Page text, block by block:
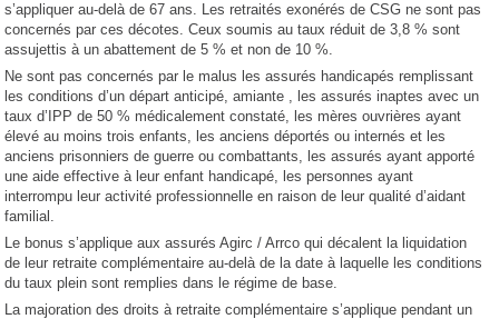
s’appliquer au-delà de 67 ans. Les retraités exonérés de CSG ne sont pas
concernés par ces décotes. Ceux soumis au taux réduit de 3,8 % sont
assujettis à un abattement de 5 % et non de 10 %.
Ne sont pas concernés par le malus les assurés handicapés remplissant
les conditions d’un départ anticipé, amiante , les assurés inaptes avec un
taux d’IPP de 50 % médicalement constaté, les mères ouvrières ayant
élevé au moins trois enfants, les anciens déportés ou internés et les
anciens prisonniers de guerre ou combattants, les assurés ayant apporté
une aide effective à leur enfant handicapé, les personnes ayant
interrompu leur activité professionnelle en raison de leur qualité d’aidant
familial.
Le bonus s’applique aux assurés Agirc / Arrco qui décalent la liquidation
de leur retraite complémentaire au-delà de la date à laquelle les conditions
du taux plein sont remplies dans le régime de base.
La majoration des droits à retraite complémentaire s’applique pendant un